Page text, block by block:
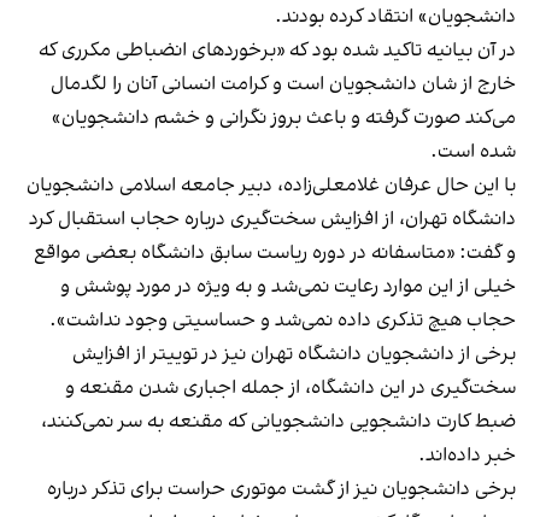
دانشجویان» انتقاد کرده بودند.
در آن بیانیه تاکید شده بود که «برخوردهای انضباطی مکرری که
خارج از شان دانشجویان است و کرامت انسانی آنان را لگدمال
می‌کند صورت گرفته و باعث بروز نگرانی و خشم دانشجویان»
شده است.
با این حال عرفان غلامعلی‌زاده، دبیر جامعه اسلامی دانشجویان
دانشگاه تهران، از افزایش سخت‌گیری درباره حجاب استقبال کرد
و گفت: «متاسفانه در دوره ریاست سابق دانشگاه بعضی مواقع
خیلی از این موارد رعایت نمی‌شد و به ویژه در مورد پوشش و
حجاب هیچ تذکری داده نمی‌شد و حساسیتی وجود نداشت».
برخی از دانشجویان دانشگاه تهران نیز در توییتر از افزایش
سخت‌گیری در این دانشگاه، از جمله اجباری شدن مقنعه و
ضبط کارت دانشجویی دانشجویانی که مقنعه به سر نمی‌کنند،
خبر داده‌اند.
برخی دانشجویان نیز از گشت موتوری حراست برای تذکر درباره